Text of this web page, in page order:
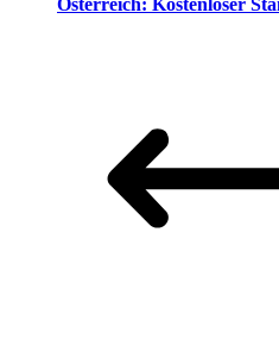
Österreich: Kostenloser